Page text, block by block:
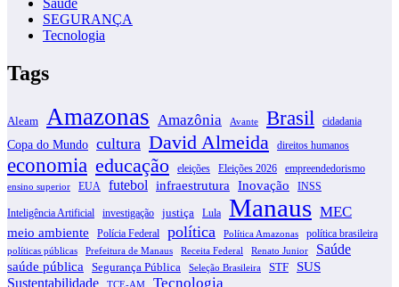
Saúde
SEGURANÇA
Tecnologia
Tags
Aleam Amazonas Amazônia Avante Brasil cidadania
Copa do Mundo cultura David Almeida direitos humanos
economia educação eleições Eleições 2026 empreendedorismo
ensino superior EUA futebol infraestrutura Inovação INSS
Inteligência Artificial investigação justiça Lula Manaus MEC
meio ambiente Polícia Federal política Política Amazonas política brasileira
políticas públicas Prefeitura de Manaus Receita Federal Renato Junior Saúde
saúde pública Segurança Pública Seleção Brasileira STF
SUS
Sustentabilidade
TCE-AM Tecnologia